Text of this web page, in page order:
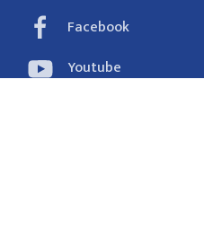
Facebook
Youtube